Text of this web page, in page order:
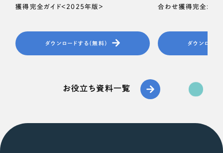
獲得完全ガイド＜2025年版＞
ダウンロードする（無料）
合わせ獲得完全ガイ
ダウンロード
お役立ち資料一覧